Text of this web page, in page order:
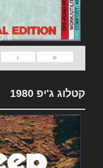
«
‹
קטלוג ג'יפ 1980